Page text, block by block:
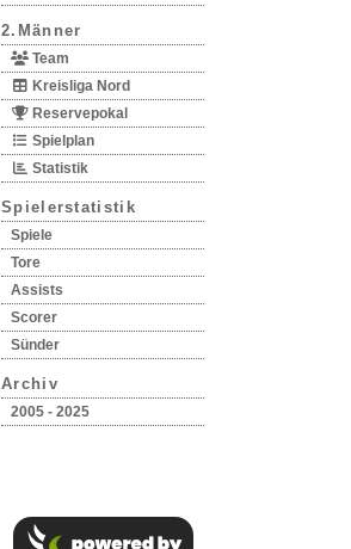
2.Männer
Team
Kreisliga Nord
Reservepokal
Spielplan
Statistik
Spielerstatistik
Spiele
Tore
Assists
Scorer
Sünder
Archiv
2005 - 2025